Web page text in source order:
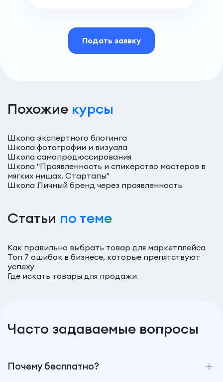
Подать заявку
Похожие курсы
Школа экспертного блогинга
Школа фотографии и визуала
Школа самопродюссирования
Школа "Проявленность и спикерство мастеров в
мягких нишах. Стартапы"
Школа Личный бренд через проявленность
Статьи по теме
Как правильно выбрать товар для маркетплейса
Топ 7 ошибок в бизнесе, которые препятствуют
успеху
Где искать товары для продажи
Часто задаваемые вопросы
Почему бесплатно?